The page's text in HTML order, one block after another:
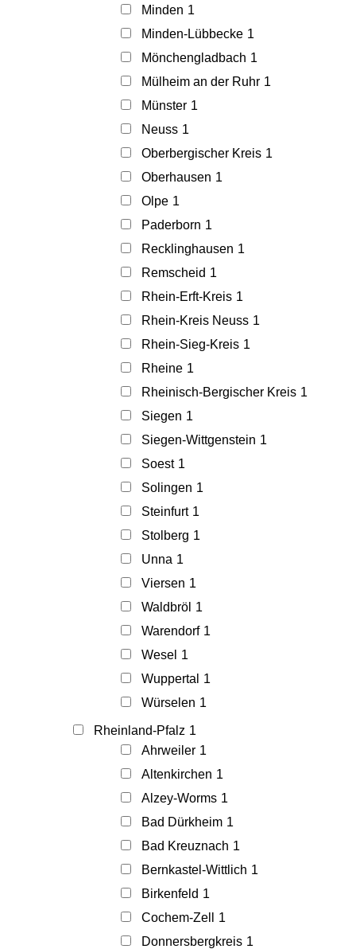
Minden 1
Minden-Lübbecke 1
Mönchengladbach 1
Mülheim an der Ruhr 1
Münster 1
Neuss 1
Oberbergischer Kreis 1
Oberhausen 1
Olpe 1
Paderborn 1
Recklinghausen 1
Remscheid 1
Rhein-Erft-Kreis 1
Rhein-Kreis Neuss 1
Rhein-Sieg-Kreis 1
Rheine 1
Rheinisch-Bergischer Kreis 1
Siegen 1
Siegen-Wittgenstein 1
Soest 1
Solingen 1
Steinfurt 1
Stolberg 1
Unna 1
Viersen 1
Waldbröl 1
Warendorf 1
Wesel 1
Wuppertal
1
Würselen 1
Rheinland-Pfalz 1
Ahrweiler 1
Altenkirchen 1
Alzey-Worms 1
Bad Dürkheim 1
Bad Kreuznach 1
Bernkastel-Wittlich 1
Birkenfeld 1
Cochem-Zell
1
Donnersbergkreis 1